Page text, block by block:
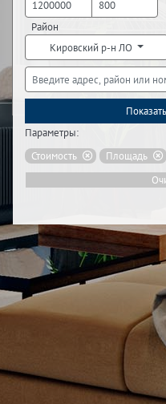
Район
Кировский р-н ЛО
Параметры:
Стоимость
Площадь